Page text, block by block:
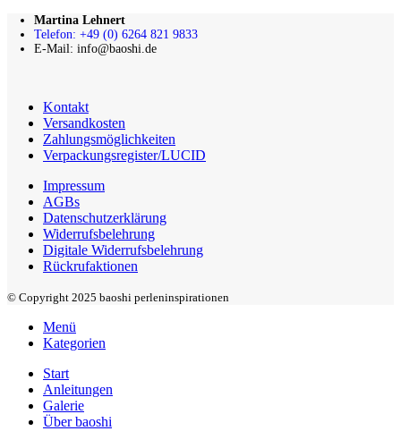
Martina Lehnert
Telefon: +49 (0) 6264 821 9833
E-Mail: info@baoshi.de
Kontakt
Versandkosten
Zahlungsmöglichkeiten
Verpackungsregister/LUCID
Impressum
AGBs
Datenschutzerklärung
Widerrufsbelehrung
Digitale Widerrufsbelehrung
Rückrufaktionen
© Copyright 2025 baoshi perleninspirationen
Menü
Kategorien
Start
Anleitungen
Galerie
Über baoshi